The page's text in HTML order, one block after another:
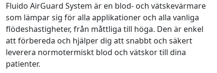
Fluido AirGuard System är en blod- och vätskevärmare
som lämpar sig för alla applikationer och alla vanliga
flödeshastigheter, från måttliga till höga. Den är enkel
att förbereda och hjälper dig att snabbt och säkert
leverera normotermiskt blod och vätskor till dina
patienter.